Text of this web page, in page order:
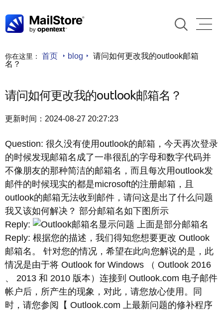
你在这里： 首页 blog
请问如何更改我的outlook邮箱
名？
请问如何更改我的outlook邮箱名？
更新时间：2024-08-27 20:27:23
Question: 很久没有使用outlook的邮箱，今天再次登录
的时候发现邮箱名成了一串很乱的字母和数字代码并
不像朋友的那种简洁的邮箱名，而且每次用outlook发
邮件的时候现实的都是microsoft的注册邮箱，且
outlook的邮箱无法收到邮件，请问这是出了什么问题
我又该如何解决？ 部分邮箱名如下图所示
Reply:
上面是部分邮箱名
Reply: 根据您的描述，我们得知您想要更改 Outlook
邮箱名。 针对您的情况，希望在此向您解说的是，此
情况是由于将 Outlook for Windows （ Outlook 2016
、 2013 和 2010 版本）连接到 Outlook.com 电子邮件
帐户后，所产生的现象，对此，请您放心使用。同
时，请您参阅【 Outlook.com 上最新问题的修补程序